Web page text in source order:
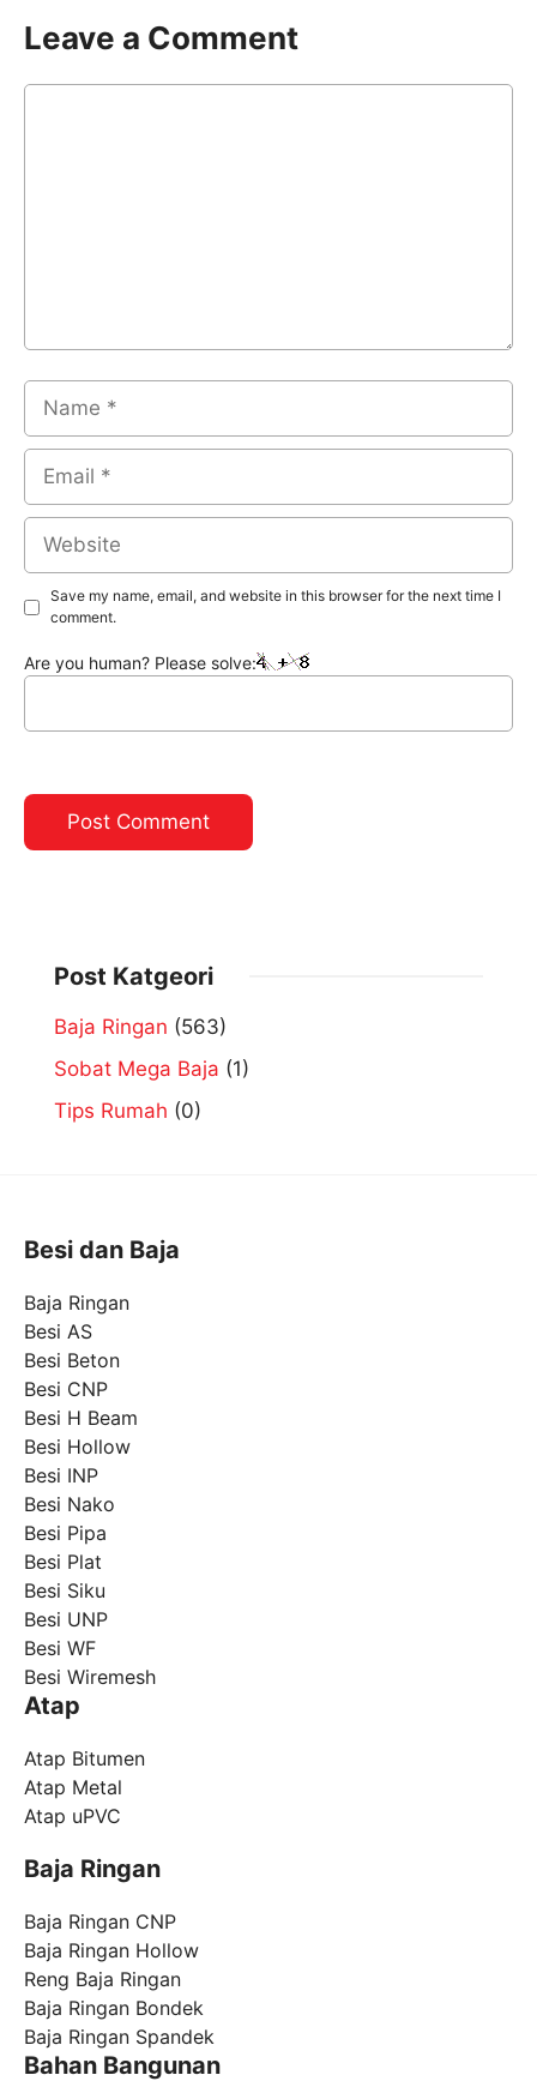
Leave a Comment
Comment
Name
Email
Website
Save my name, email, and website in this browser for the next time I
comment.
Are you human? Please solve:
Post Katgeori
Baja Ringan (563)
Sobat Mega Baja (1)
Tips Rumah (0)
Besi dan Baja
Baja Ringan
Besi AS
Besi Beton
Besi CNP
Besi H Beam
Besi Hollow
Besi INP
Besi Nako
Besi Pipa
Besi Plat
Besi Siku
Besi UNP
Besi WF
Besi Wiremesh
Atap
Atap Bitumen
Atap Metal
Atap uPVC
Baja Ringan
Baja Ringan CNP
Baja Ringan Hollow
Reng Baja Ringan
Baja Ringan Bondek
Baja Ringan Spandek
Bahan Bangunan